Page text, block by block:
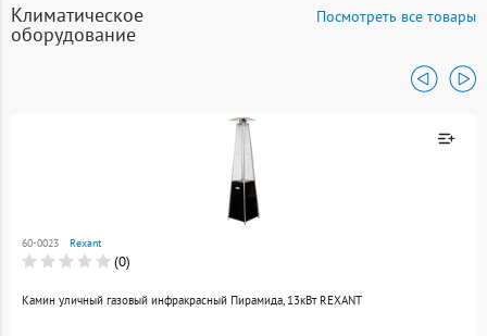
Климатическое
оборудование
Посмотреть все товары
60-0023 Rexant
(0)
Камин уличный газовый инфракрасный Пирамида, 13кВт REXANT